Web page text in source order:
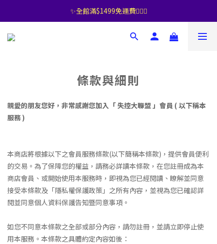
✨全館滿$1499免運費🧚🏻‍♀️
條款與細則
親愛的朋友您好，非常感謝您加入「 失控大聯盟 」會員 ( 以下稱本
服務 )
本商店將根據以下之會員服務條款(以下簡稱本條款)，提供會員便利
的交易。為了保障您的權益，請務必詳讀本條款，在您註冊成為本
商店會員、或開始使用本服務時，即視為您已經閱讀、瞭解並同意
接受本條款及「隱私權保護政策」之所有內容，並視為您已確認詳
閱並同意個人資料保護告知暨同意事項。
如您不同意本條款之全部或部分內容，請勿註冊，並請立即停止使
用本服務。本條款之具體約定內容如後：